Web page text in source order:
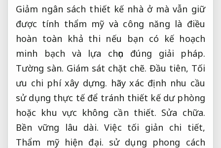
Giảm ngân sách thiết kế nhà ở mà vẫn giữ
được tính thẩm mỹ và công năng là điều
hoàn toàn khả thi nếu bạn có kế hoạch
minh bạch và lựa chọn đúng giải pháp.
Tường sàn. Giám sát chặt chẽ. Đầu tiên, Tối
ưu chi phí xây dựng. hãy xác định nhu cầu
sử dụng thực tế để tránh thiết kế dư phòng
hoặc khu vực không cần thiết. Sửa chữa.
Bền vững lâu dài. Việc tối giản chi tiết,
Thẩm mỹ hiện đại. sử dụng phong cách